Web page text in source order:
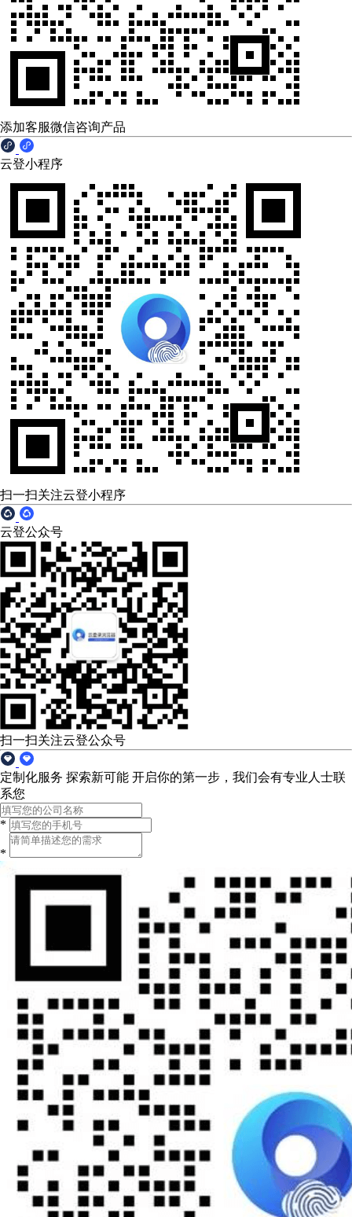
添加客服微信咨询产品
云登小程序
扫一扫关注云登小程序
云登公众号
扫一扫关注云登公众号
定制化服务 探索新可能 开启你的第一步，我们会有专业人士联
系您
*
*